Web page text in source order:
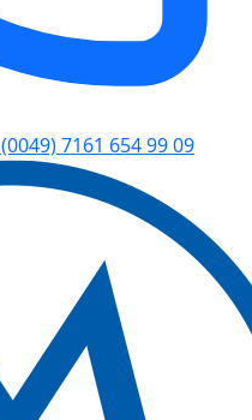
(0049) 7161 654 99 09